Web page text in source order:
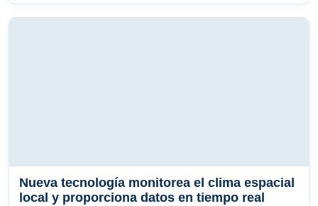
Nueva tecnología monitorea el clima espacial
local y proporciona datos en tiempo real